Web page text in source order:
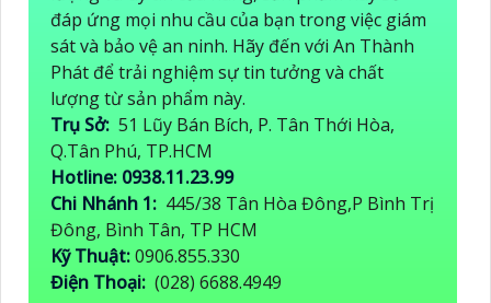
đáp ứng mọi nhu cầu của bạn trong việc giám
sát và bảo vệ an ninh. Hãy đến với An Thành
Phát để trải nghiệm sự tin tưởng và chất
lượng từ sản phẩm này.
Trụ Sở: 51 Lũy Bán Bích, P. Tân Thới Hòa,
Q.Tân Phú, TP.HCM
Hotline: 0938.11.23.99
Chi Nhánh 1: 445/38 Tân Hòa Đông,P Bình Trị
Đông, Bình Tân, TP HCM
Kỹ Thuật:0906.855.330
Điện Thoại: (028) 6688.4949